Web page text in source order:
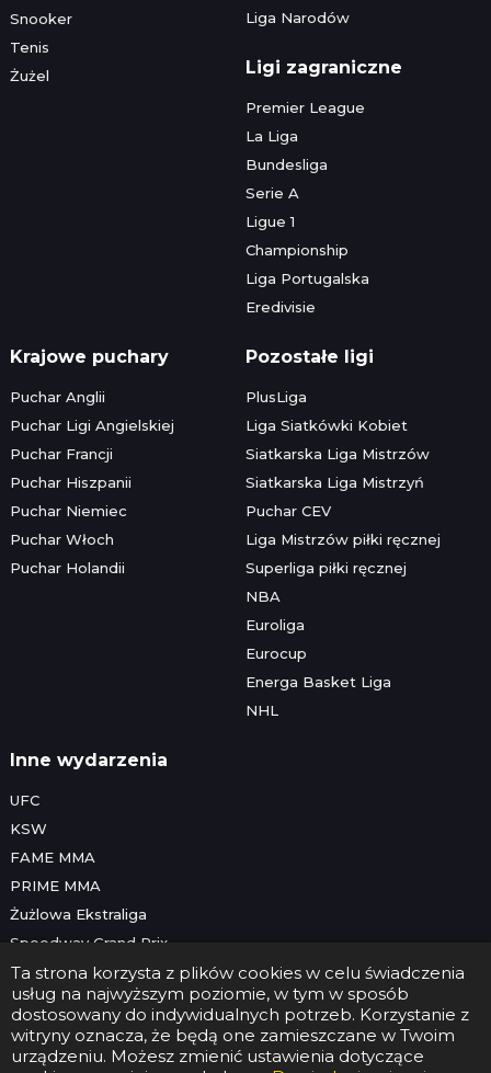
Ta strona korzysta z plików cookies w celu świadczenia
usług na najwyższym poziomie, w tym w sposób
dostosowany do indywidualnych potrzeb. Korzystanie z
witryny oznacza, że będą one zamieszczane w Twoim
urządzeniu. Możesz zmienić ustawienia dotyczące
Snooker
Tenis
Żużel
Liga Narodów
Ligi zagraniczne
Premier League
La Liga
Bundesliga
Serie A
Ligue 1
Championship
Liga Portugalska
Eredivisie
Krajowe puchary
Puchar Anglii
Puchar Ligi Angielskiej
Puchar Francji
Puchar Hiszpanii
Puchar Niemiec
Puchar Włoch
Puchar Holandii
Pozostałe ligi
PlusLiga
Liga Siatkówki Kobiet
Siatkarska Liga Mistrzów
Siatkarska Liga Mistrzyń
Puchar CEV
Liga Mistrzów piłki ręcznej
Superliga piłki ręcznej
NBA
Euroliga
Eurocup
Energa Basket Liga
NHL
Inne wydarzenia
UFC
KSW
FAME MMA
PRIME MMA
Żużlowa Ekstraliga
Speedway Grand Prix
Skoki narciarskie
Copyright © 2026 Futbolwtv.pl